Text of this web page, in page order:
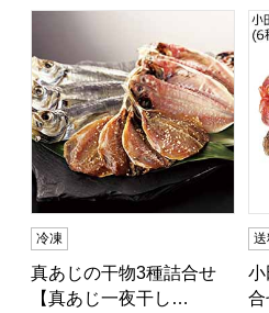
真あじの干物3種詰合せ【真
冷凍
真あじの干物3種詰合せ
【真あじ一夜干し…
小